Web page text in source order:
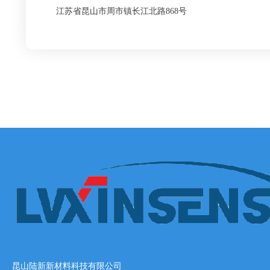
江苏省昆山市周市镇长江北路868号
昆山陆新新材料科技有限公司